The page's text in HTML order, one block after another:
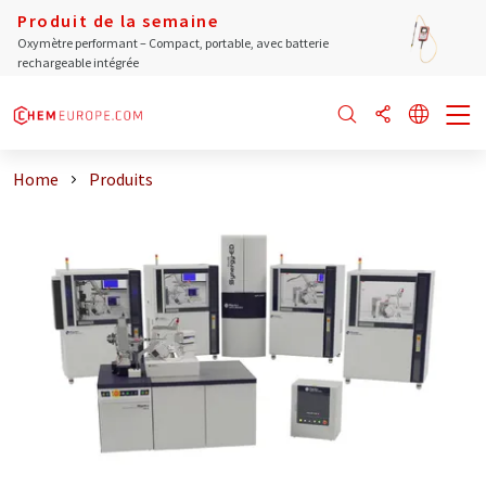
Produit de la semaine
Oxymètre performant – Compact, portable, avec batterie
rechargeable intégrée
Home Produits